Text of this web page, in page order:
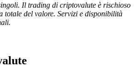
Il trading di criptovalute è rischioso
totale del valore. Servizi e disponibilità